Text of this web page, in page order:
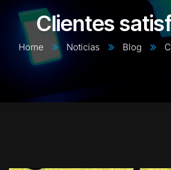
Clientes
Home Noticias Blog